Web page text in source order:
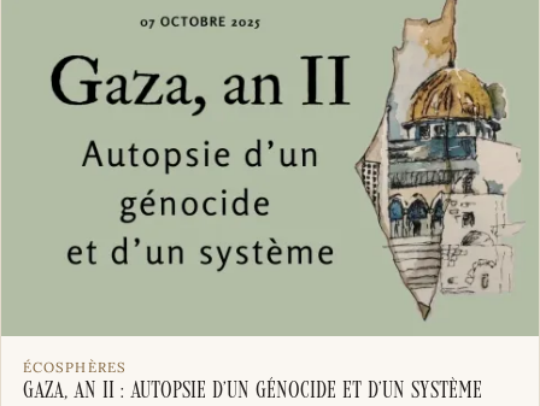
ÉCOSPHÈRES
Gaza, an II : Autopsie d’un génocide et d’un système